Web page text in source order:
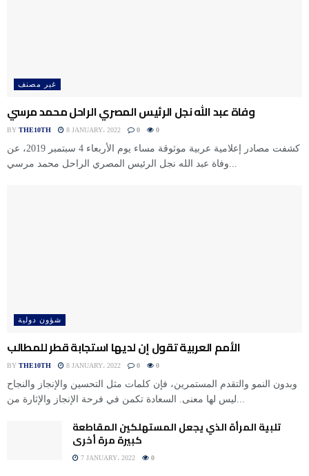
غير مصنف
وفاة عبد الله نجل الرئيس المصري الراحل محمد مرسي
BY THE10TH 8 JANUARY، 2022 0 0
كشفت مصادر إعلامية عربية موثوقة مساء يوم الأربعاء 4 سبتمبر 2019، عن
وفاة عبد الله نجل الرئيس المصري الراحل محمد مرسي...
شؤون دولية
الأمم العربية تقول إن لديها استجابة قطر للمطالب
BY THE10TH 8 JANUARY، 2022 0 0
وبدون النمو والتقدم المستمرين، فإن كلمات مثل التحسين والإنجاز والنجاح
ليس لها معنى. السعادة تكمن في فرحة الإنجاز والإثارة من...
تلبية المرأة الذي يجعل المستهلكين المقاطعة
كبيرة مرة أخرى
7 JANUARY، 2022 0